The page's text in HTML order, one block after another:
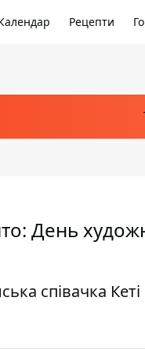
Рецепти
День
співачка